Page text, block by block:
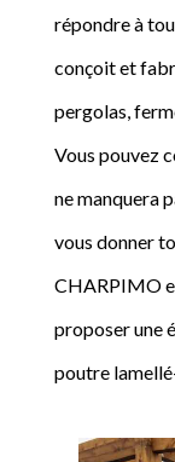
répondre à
conçoit et
pergolas,
Vous pouvez
ne manquera
vous donner
CHARPIMO
proposer une
poutre